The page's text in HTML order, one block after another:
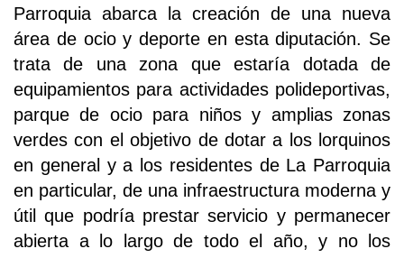
Parroquia abarca la creación de una nueva
área de ocio y deporte en esta diputación. Se
trata de una zona que estaría dotada de
equipamientos para actividades polideportivas,
parque de ocio para niños y amplias zonas
verdes con el objetivo de dotar a los lorquinos
en general y a los residentes de La Parroquia
en particular, de una infraestructura moderna y
útil que podría prestar servicio y permanecer
abierta a lo largo de todo el año, y no los